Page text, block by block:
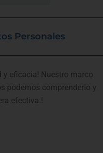
Personales
y eficacia! Nuestro marco
podemos comprenderlo y
efectiva.!